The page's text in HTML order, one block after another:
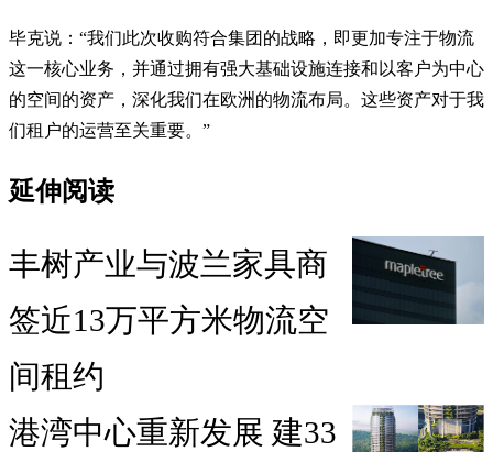
毕克说：“我们此次收购符合集团的战略，即更加专注于物流
这一核心业务，并通过拥有强大基础设施连接和以客户为中心
的空间的资产，深化我们在欧洲的物流布局。这些资产对于我
们租户的运营至关重要。”
延伸阅读
丰树产业与波兰家具商
签近13万平方米物流空
间租约
港湾中心重新发展 建33